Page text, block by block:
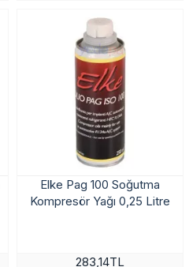
Elke Pag 100 Soğutma
Kompresör Yağı 0,25 Litre
283,14TL